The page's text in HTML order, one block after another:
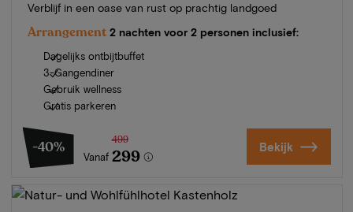
Verblijf in een oase van rust op prachtig landgoed
Arrangement 2 nachten voor 2 personen inclusief:
Dagelijks ontbijtbuffet
3-Gangendiner
Gebruik wellness
Gratis parkeren
-40%
Vanaf
499
299 Bekijk